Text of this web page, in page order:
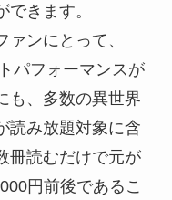
きます。
ンにとって、
パフォーマンスが
も、多数の異世界
読み放題対象に含
冊読むだけで元が
円前後であるこ